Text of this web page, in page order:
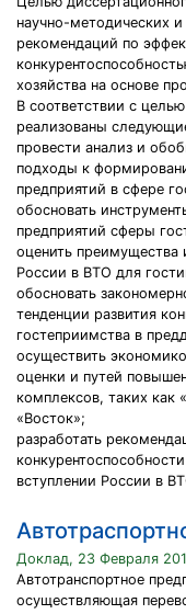
научно-методических
рекомендаций по
хозяйства на основе
В соответствии с
реализованы
провести анализ и
подходы к
предприятий в сфере
обосновать
предприятий сферы
оценить преимущества
России в ВТО для
обосновать
тенденции развития
гостеприимства в
осуществить
оценки и путей
комплексов, таких как
«Восток»;
разработать
вступлении России в
Доклад, 23 Февраля
Автотранспортное
осуществляющая